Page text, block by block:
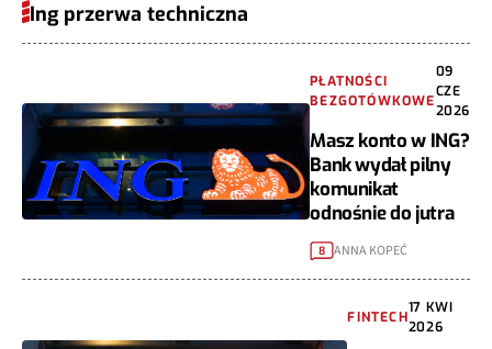
Ing przerwa techniczna
PŁATNOŚCI
BEZGOTÓWKOWE
09
CZE
2026
Masz konto w ING?
Bank wydał pilny
komunikat
odnośnie do jutra
8 ANNA KOPEĆ
FINTECH
17 KWI
2026